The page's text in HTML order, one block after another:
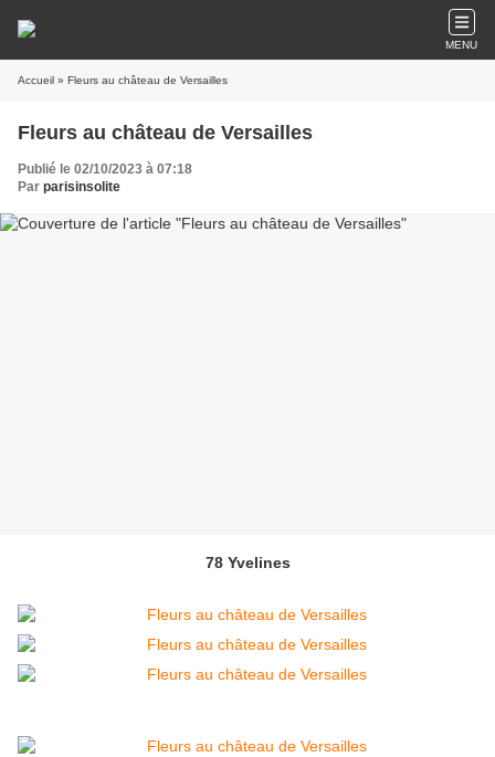
MENU
Accueil » Fleurs au château de Versailles
Fleurs au château de Versailles
Publié le 02/10/2023 à 07:18
Par parisinsolite
78 Yvelines